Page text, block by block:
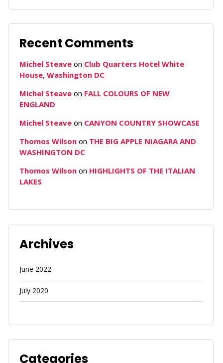
Recent Comments
Michel Steaveon Club Quarters Hotel White
House, Washington DC
Michel Steaveon FALL COLOURS OF NEW
ENGLAND
Michel Steaveon CANYON COUNTRY SHOWCASE
Thomos Wilsonon THE BIG APPLE NIAGARA AND
WASHINGTON DC
Thomos Wilsonon HIGHLIGHTS OF THE ITALIAN
LAKES
Archives
June 2022
July 2020
Categories